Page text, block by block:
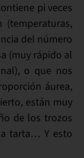
pi veces
del número
(muy rápido al
o que nos
áurea,
están muy
de los trozos
tarta… Y esto